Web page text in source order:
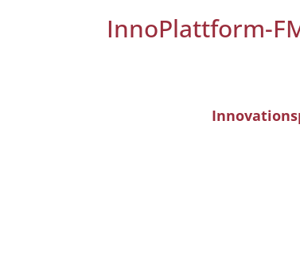
InnoPlattform-